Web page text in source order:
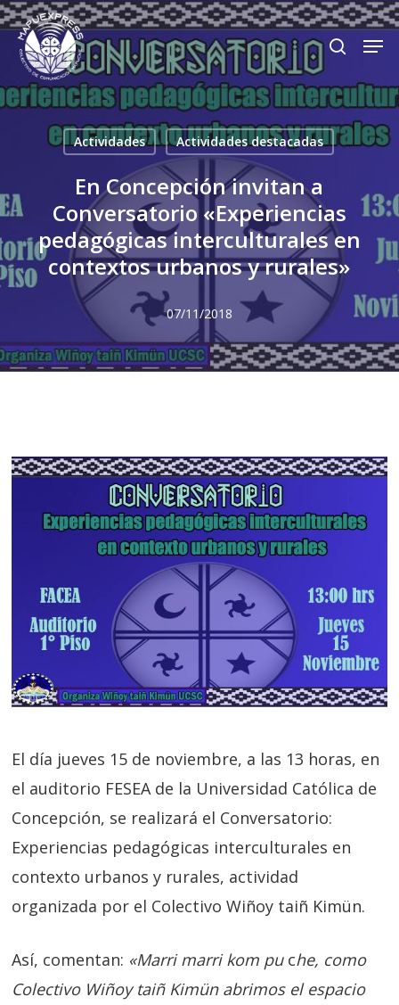
Skip
main
content
search
Actividades Actividades destacadas
En Concepción invitan a
Conversatorio «Experiencias
pedagógicas interculturales en
contextos urbanos y rurales»
07/11/2018
El día jueves 15 de noviembre, a las 13 horas, en
el auditorio FESEA de la Universidad Católica de
Concepción, se realizará el Conversatorio:
Experiencias pedagógicas interculturales en
contexto urbanos y rurales, actividad
organizada por el Colectivo Wiñoy taiñ Kimün.
Así, comentan: «Marri marri kom puche, como
Colectivo Wiñoy taiñ Kimün abrimos el espacio
Close
Menu